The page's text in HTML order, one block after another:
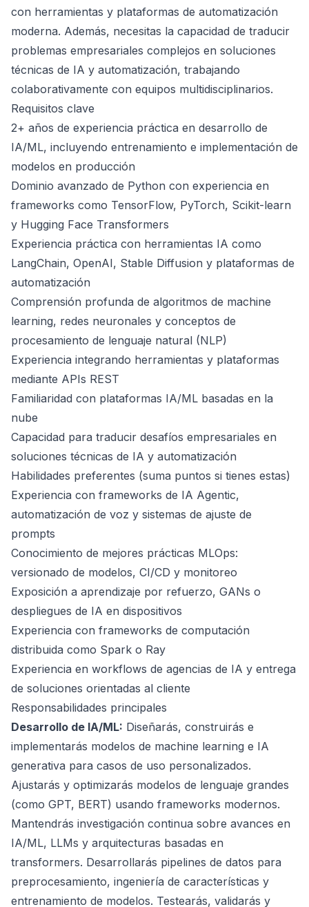
con herramientas y plataformas de automatización
moderna. Además, necesitas la capacidad de traducir
problemas empresariales complejos en soluciones
técnicas de IA y automatización, trabajando
colaborativamente con equipos multidisciplinarios.
Requisitos clave
2+ años de experiencia práctica en desarrollo de
IA/ML, incluyendo entrenamiento e implementación de
modelos en producción
Dominio avanzado de Python con experiencia en
frameworks como TensorFlow, PyTorch, Scikit-learn
y Hugging Face Transformers
Experiencia práctica con herramientas IA como
LangChain, OpenAI, Stable Diffusion y plataformas de
automatización
Comprensión profunda de algoritmos de machine
learning, redes neuronales y conceptos de
procesamiento de lenguaje natural (NLP)
Experiencia integrando herramientas y plataformas
mediante APIs REST
Familiaridad con plataformas IA/ML basadas en la
nube
Capacidad para traducir desafíos empresariales en
soluciones técnicas de IA y automatización
Habilidades preferentes (suma puntos si tienes estas)
Experiencia con frameworks de IA Agentic,
automatización de voz y sistemas de ajuste de
prompts
Conocimiento de mejores prácticas MLOps:
versionado de modelos, CI/CD y monitoreo
Exposición a aprendizaje por refuerzo, GANs o
despliegues de IA en dispositivos
Experiencia con frameworks de computación
distribuida como Spark o Ray
Experiencia en workflows de agencias de IA y entrega
de soluciones orientadas al cliente
Responsabilidades principales
Desarrollo de IA/ML: Diseñarás, construirás e
implementarás modelos de machine learning e IA
generativa para casos de uso personalizados.
Ajustarás y optimizarás modelos de lenguaje grandes
(como GPT, BERT) usando frameworks modernos.
Mantendrás investigación continua sobre avances en
IA/ML, LLMs y arquitecturas basadas en
transformers. Desarrollarás pipelines de datos para
preprocesamiento, ingeniería de características y
entrenamiento de modelos. Testearás, validarás y